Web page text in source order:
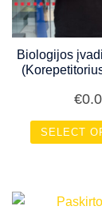
Biologijos
€
SELECT